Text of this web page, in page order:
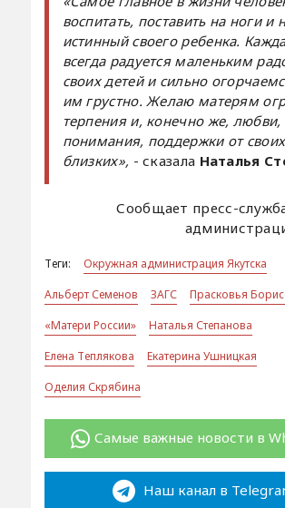
воспитать, поставить на ноги и
истинный своего ребенка.
всегда радуется маленьким
своих детей и сильно
им грустно. Желаю матерям
терпения и, конечно же, любви,
понимания, поддержки от своих
близких», - сказала Наталья
Сообщает пресс-
Теги:
Окружная администрация Якутска
Альберт Семенов
ЗАГС
Прасковья
«Матери России»
Наталья Степанова
Елена Теплякова
Екатерина Ушницкая
Оделия Скрябина
Самые важные новости в
Наш канал в